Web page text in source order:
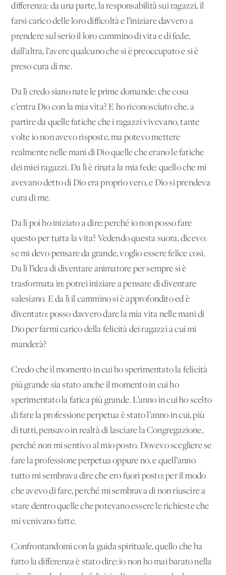
differenza: da una parte, la responsabilità sui ragazzi, il
farsi carico delle loro difficoltà e l’iniziare davvero a
prendere sul serio il loro cammino di vita e di fede;
dall’altra, l’avere qualcuno che si è preoccupato e si è
preso cura di me.
Da lì credo siano nate le prime domande: che cosa
c’entra Dio con la mia vita? E ho riconosciuto che, a
partire da quelle fatiche che i ragazzi vivevano, tante
volte io non avevo risposte, ma potevo mettere
realmente nelle mani di Dio quelle che erano le fatiche
dei miei ragazzi. Da lì è rinata la mia fede: quello che mi
avevano detto di Dio era proprio vero, e Dio si prendeva
cura di me.
Da lì poi ho iniziato a dire: perché io non posso fare
questo per tutta la vita? Vedendo questa suora, dicevo:
se mi devo pensare da grande, voglio essere felice così.
Da lì l’idea di diventare animatore per sempre si è
trasformata in: potrei iniziare a pensare di diventare
salesiano. E da lì il cammino si è approfondito ed è
diventato: posso davvero dare la mia vita nelle mani di
Dio per farmi carico della felicità dei ragazzi a cui mi
manderà?
Credo che il momento in cui ho sperimentato la felicità
più grande sia stato anche il momento in cui ho
sperimentato la fatica più grande. L’anno in cui ho scelto
di fare la professione perpetua è stato l’anno in cui, più
di tutti, pensavo in realtà di lasciare la Congregazione,
perché non mi sentivo al mio posto. Dovevo scegliere se
fare la professione perpetua oppure no, e quell’anno
tutto mi sembrava dire che ero fuori posto: per il modo
che avevo di fare, perché mi sembrava di non riuscire a
stare dentro quelle che potevano essere le richieste che
mi venivano fatte.
Confrontandomi con la guida spirituale, quello che ha
fatto la differenza è stato dire: io non ho mai barato nella